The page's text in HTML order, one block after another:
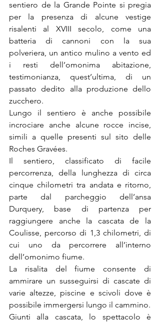
sentiero de la Grande Pointe si pregia
per la presenza di alcune vestige
risalenti al XVIII secolo, come una
batteria di cannoni con la sua
polveriera, un antico mulino a vento ed
i resti dell’omonima abitazione,
testimonianza, quest’ultima, di un
passato dedito alla produzione dello
zucchero.
Lungo il sentiero è anche possibile
incrociare anche alcune rocce incise,
simili a quelle presenti sul sito delle
Roches Gravées.
Il sentiero, classificato di facile
percorrenza, della lunghezza di circa
cinque chilometri tra andata e ritorno,
parte dal parcheggio dell’ansa
Durquery, base di partenza per
raggiungere anche la cascata de la
Coulisse, percorso di 1,3 chilometri, di
cui uno da percorrere all’interno
dell’omonimo fiume.
La risalita del fiume consente di
ammirare un susseguirsi di cascate di
varie altezze, piscine e scivoli dove è
possibile immergersi lungo il cammino.
Giunti alla cascata, lo spettacolo è